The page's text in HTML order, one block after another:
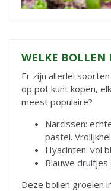
WELKE BOLLEN
Er zijn allerlei
op pot kunt kopen,
meest populaire?
Narcissen:
pastel.
Hyacinten: vol
Blauwe
Deze bollen groeien